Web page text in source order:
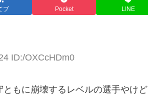
ブ Pocket LINE
ID:/OXCcHDm0
もに崩壊するレベルの選手やけど